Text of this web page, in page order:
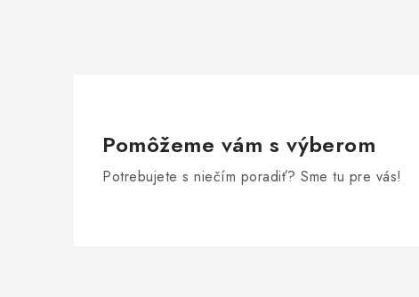
Pomôžeme vám s výberom
Potrebujete s niečím poradiť? Sme tu pre vás!